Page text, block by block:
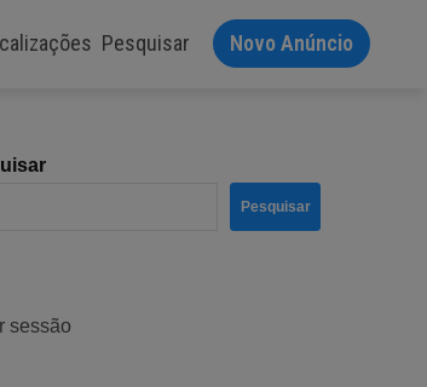
Pesquisar Novo Anúncio
Pesquisar
sessão